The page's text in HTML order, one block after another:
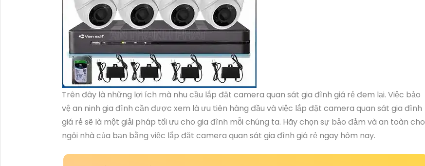
Trên đây là những lợi ích mà nhu cầu lắp đặt camera quan sát gia đình giá rẻ đem lại. Việc bảo
vệ an ninh gia đình cần được xem là ưu tiên hàng đầu và việc lắp đặt camera quan sát gia đình
giá rẻ sẽ là một giải pháp tối ưu cho gia đình mỗi chúng ta. Hãy chọn sự bảo đảm và an toàn cho
ngôi nhà của bạn bằng việc lắp đặt camera quan sát gia đình giá rẻ ngay hôm nay.